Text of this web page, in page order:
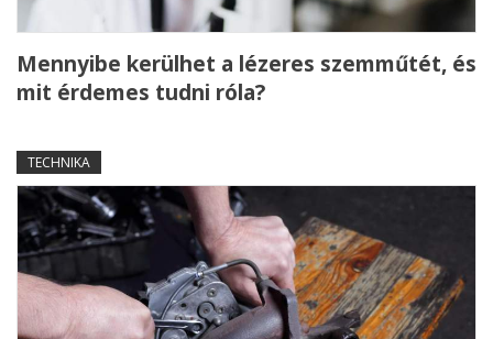
Mennyibe kerülhet a lézeres szemműtét, és
mit érdemes tudni róla?
TECHNIKA